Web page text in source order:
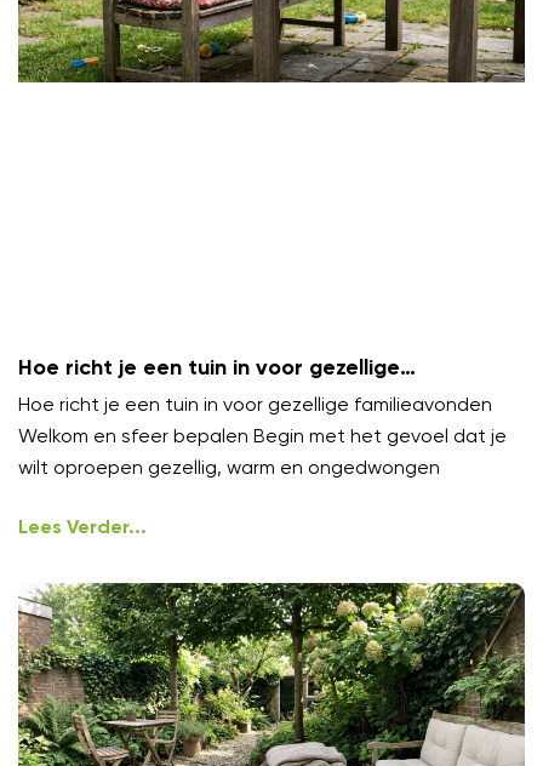
Hoe richt je een tuin in voor gezellige
familieavonden?
Hoe richt je een tuin in voor gezellige familieavonden
Welkom en sfeer bepalen Begin met het gevoel dat je
wilt oproepen gezellig, warm en ongedwongen
Lees Verder...